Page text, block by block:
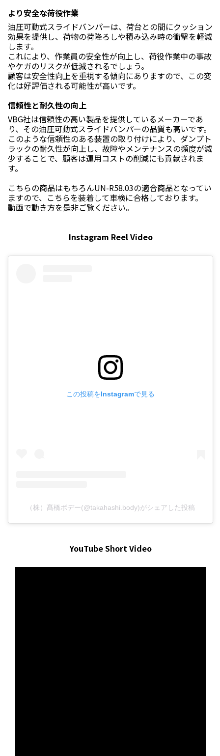
より安全な荷役作業
油圧可動式スライドバンパーは、荷台との間にクッション
効果を提供し、荷物の荷降ろしや積み込み時の衝撃を軽減
します。
これにより、作業員の安全性が向上し、荷役作業中の事故
やケガのリスクが低減されるでしょう。
顧客は安全性向上を重視する傾向にありますので、この変
化は好評価される可能性が高いです。
信頼性と耐久性の向上
VBG社は信頼性の高い製品を提供しているメーカーであ
り、その油圧可動式スライドバンパーの品質も高いです。
このような信頼性のある装置の取り付けにより、ダンプト
ラックの耐久性が向上し、故障やメンテナンスの頻度が減
少することで、顧客は運用コストの削減にも貢献されま
す。
こちらの商品はもちろんUN-R58.03の適合商品となってい
ますので、こちらを装着して車検に合格しております。
動画で動き方を是非ご覧ください。
Instagram Reel Video
この投稿をInstagramで見る
（株）髙橋ボデー(@takahashi.body)がシェアした投稿
YouTube Short Video